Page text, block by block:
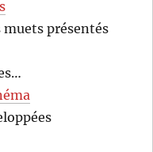
présentés